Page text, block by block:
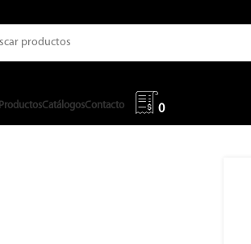
ProductosCatálogosContacto 0